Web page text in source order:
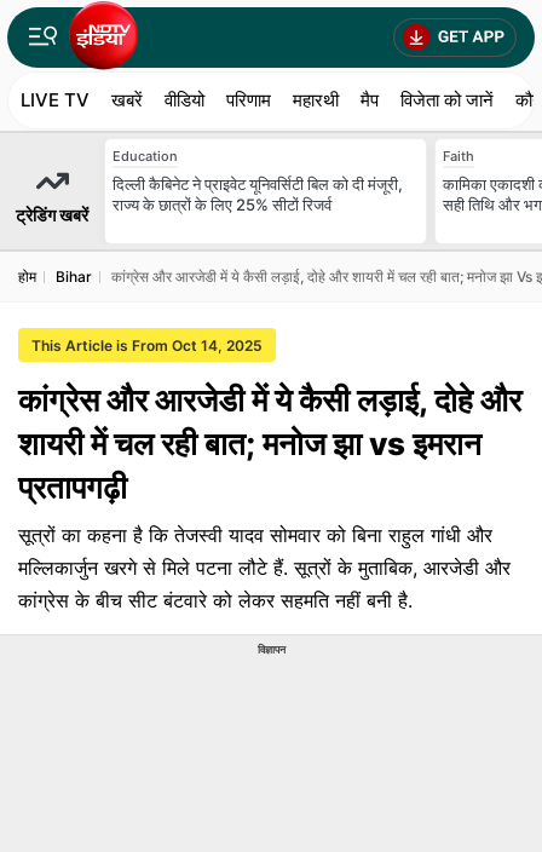
LIVE TV खबरें वीडियो परिणाम महारथी मैप विजेता को जानें
ट्रेडिंग खबरें
Education
दिल्ली कैबिनेट ने प्राइवेट यूनिवर्सिटी बिल को दी मंजूरी,
राज्य के छात्रों के लिए 25% सीटों रिजर्व
Faith
कामिका
सही तिथि और
होम Bihar कांग्रेस और आरजेडी में ये कैसी लड़ाई, दोहे और शायरी में चल रही बात; मनोज झा Vs
This Article is From Oct 14, 2025
कांग्रेस और आरजेडी में ये कैसी लड़ाई, दोहे और
शायरी में चल रही बात; मनोज झा vs इमरान
प्रतापगढ़ी
सूत्रों का कहना है कि तेजस्वी यादव सोमवार को बिना राहुल गांधी और
मल्लिकार्जुन खरगे से मिले पटना लौटे हैं. सूत्रों के मुताबिक, आरजेडी और
कांग्रेस के बीच सीट बंटवारे को लेकर सहमति नहीं बनी है.
विज्ञापन